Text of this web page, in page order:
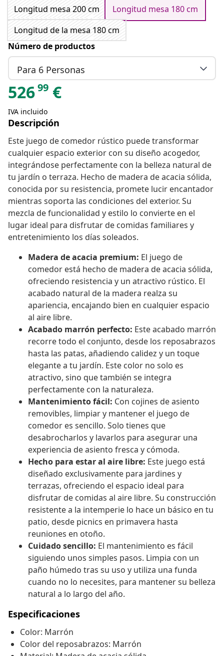
Longitud mesa 200 cm
Longitud mesa 180 cm
Longitud de la mesa 180 cm
Número de productos
Para 6 Personas
52699 €
IVA incluido
Descripción
Este juego de comedor rústico puede transformar
cualquier espacio exterior con su diseño acogedor,
integrándose perfectamente con la belleza natural de
tu jardín o terraza. Hecho de madera de acacia sólida,
conocida por su resistencia, promete lucir encantador
mientras soporta las condiciones del exterior. Su
mezcla de funcionalidad y estilo lo convierte en el
lugar ideal para disfrutar de comidas familiares y
entretenimiento los días soleados.
Madera de acacia premium: El juego de
comedor está hecho de madera de acacia sólida,
ofreciendo resistencia y un atractivo rústico. El
acabado natural de la madera realza su
apariencia, encajando bien en cualquier espacio
al aire libre.
Acabado marrón perfecto: Este acabado marrón
recorre todo el conjunto, desde los reposabrazos
hasta las patas, añadiendo calidez y un toque
elegante a tu jardín. Este color no solo es
atractivo, sino que también se integra
perfectamente con la naturaleza.
Mantenimiento fácil: Con cojines de asiento
removibles, limpiar y mantener el juego de
comedor es sencillo. Solo tienes que
desabrocharlos y lavarlos para asegurar una
experiencia de asiento fresca y cómoda.
Hecho para estar al aire libre: Este juego está
diseñado exclusivamente para jardines y
terrazas, ofreciendo el espacio ideal para
disfrutar de comidas al aire libre. Su construcción
resistente a la intemperie lo hace un básico en tu
patio, desde picnics en primavera hasta
reuniones en otoño.
Cuidado sencillo: El mantenimiento es fácil
siguiendo unos simples pasos. Limpia con un
paño húmedo tras su uso y utiliza una funda
cuando no lo necesites, para mantener su belleza
natural a lo largo del año.
Especificaciones
Color: Marrón
Color del reposabrazos: Marrón